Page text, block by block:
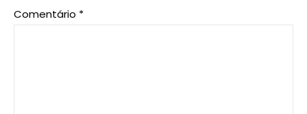
Comentário *